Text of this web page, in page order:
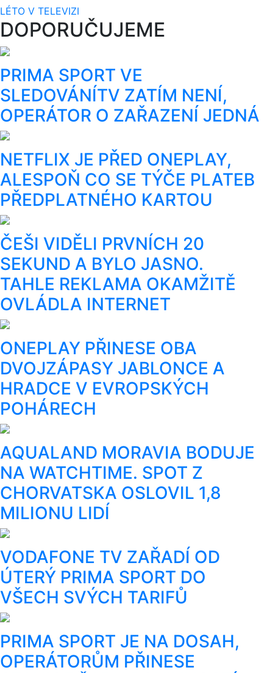
LÉTO V TELEVIZI
DOPORUČUJEME
PRIMA SPORT VE
SLEDOVÁNÍTV ZATÍM NENÍ,
OPERÁTOR O ZAŘAZENÍ JEDNÁ
NETFLIX JE PŘED ONEPLAY,
ALESPOŇ CO SE TÝČE PLATEB
PŘEDPLATNÉHO KARTOU
ČEŠI VIDĚLI PRVNÍCH 20
SEKUND A BYLO JASNO.
TAHLE REKLAMA OKAMŽITĚ
OVLÁDLA INTERNET
ONEPLAY PŘINESE OBA
DVOJZÁPASY JABLONCE A
HRADCE V EVROPSKÝCH
POHÁRECH
AQUALAND MORAVIA BODUJE
NA WATCHTIME. SPOT Z
CHORVATSKA OSLOVIL 1,8
MILIONU LIDÍ
VODAFONE TV ZAŘADÍ OD
ÚTERÝ PRIMA SPORT DO
VŠECH SVÝCH TARIFŮ
PRIMA SPORT JE NA DOSAH,
OPERÁTORŮM PŘINESE